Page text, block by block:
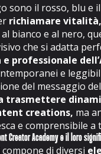
sono il rosso, blu e
richiamare
bianco e al nero,
che si adatta
professionale
e
del messaggio
trasmettere
creations, ma
e comprensibile a
Creator Academy e il loro
compone di diversi